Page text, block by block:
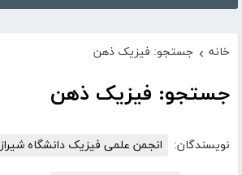
خانه › جستجو: فیزیک ذهن
جستجو: فیزیک ذهن
نویسندگان: انجمن علمی فیزیک دانشگاه شیراز